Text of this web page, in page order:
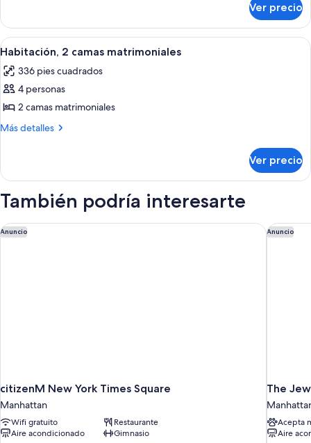
King
size
1
cama
King
Ver precio
Abrir
todas
las
fotos
de
Habitación,
matrimoniales
Habitación, 2 camas matrimoniales |
6
Habitación, 2 camas matrimoniales
336 pies cuadrados
4 personas
2 camas matrimoniales
Más detalles
Más
2
matrimoniales
Ver precio
También podría interesarte
Anuncio
citizenM New York Times Square
Manhattan
Wifi gratuito
Restaurante
Aire acondicionado
Gimnasio
citizenM New York Times Square Anuncio
The
Acepta
Aire
The